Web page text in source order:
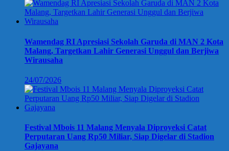
Wamendag RI Apresiasi Sekolah Garuda di MAN 2 Kota
Malang, Targetkan Lahir Generasi Unggul dan Berjiwa
Wirausaha
24/07/2026
Festival Mbois 11 Malang Menyala Diproyeksi Catat
Perputaran Uang Rp50 Miliar, Siap Digelar di Stadion
Gajayana